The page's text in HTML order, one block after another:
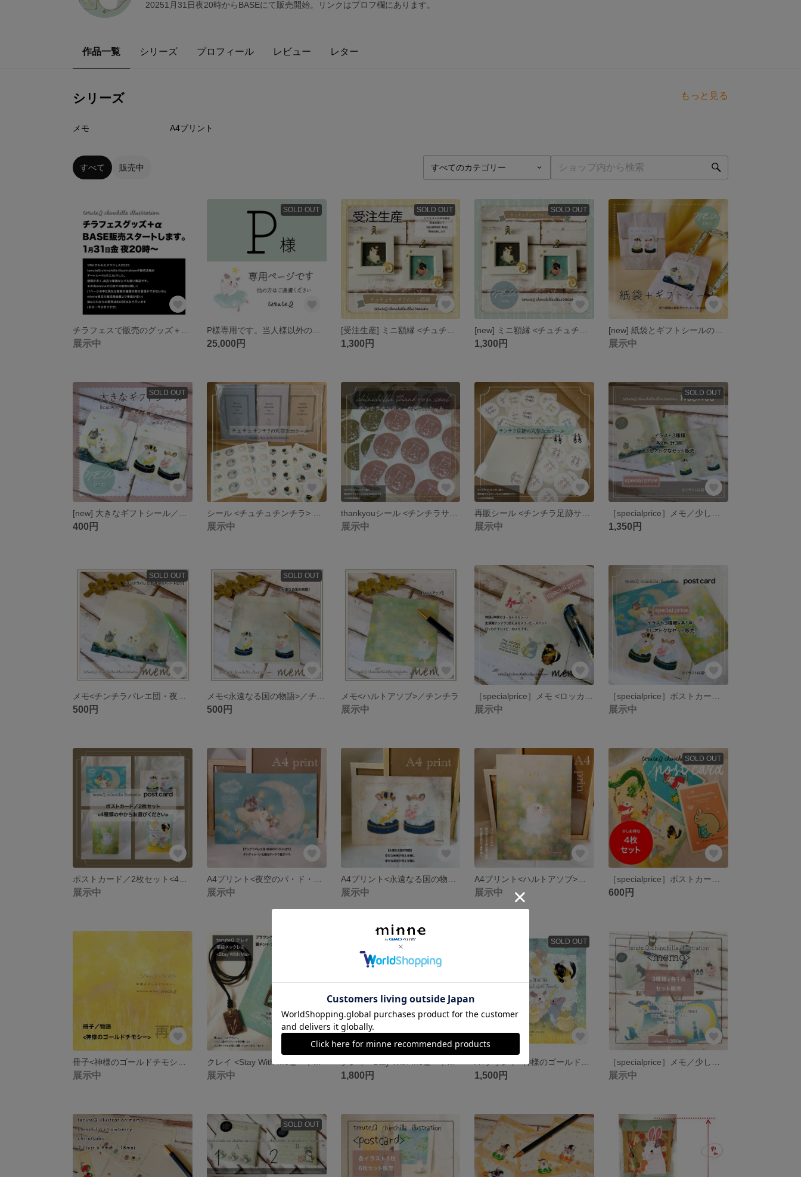
20251月31日夜20時からBASEにて販売開始。リンクはプロフ欄にあります。
作品一覧 シリーズ プロフィール レビュー レター
シリーズ もっと見る
メモ A4プリント
すべて 販売中
展示中
SOLD OUT
P様専用です。当人様以外の方は御遠慮お願い致します🙇‍♀️
25,000円
SOLD OUT
1,300円
SOLD OUT
1,300円 展示中
SOLD OUT
400円 展示中 展示中 展示中
SOLD OUT
1,350円
SOLD OUT
500円
SOLD OUT
500円
メモ<ハルトアソブ>／チンチラ
展示中 展示中 展示中
展示中 展示中 展示中 展示中
SOLD OUT
600円
展示中 展示中 1,800円
SOLD OUT
1,500円 展示中
SOLD OUT